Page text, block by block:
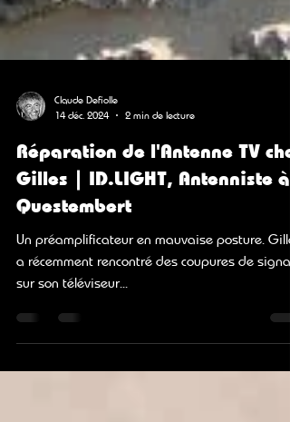
Claude Defiolle
14 déc. 2024
2 min de lecture
Réparation de l'Antenne TV
Gilles | ID.LIGHT, Antenniste à
Questembert
Un préamplificateur en mauvaise posture.
a récemment rencontré des coupures de signal
sur son téléviseur...